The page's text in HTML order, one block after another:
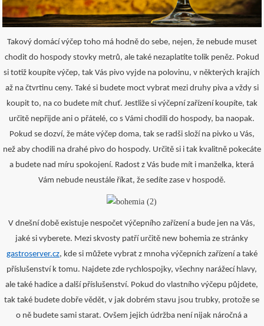
Takový domácí výčep toho má hodně do sebe, nejen, že nebude muset
chodit do hospody stovky metrů, ale také nezaplatíte tolik peněz. Pokud
si totiž koupíte výčep, tak Vás pivo vyjde na polovinu, v některých krajích
až na čtvrtinu ceny. Také si budete moct vybrat mezi druhy piva a vždy si
koupit to, na co budete mít chuť. Jestliže si výčepní zařízení koupíte, tak
určitě nepřijde ani o přátelé, co s Vámi chodili do hospody, ba naopak.
Pokud se dozví, že máte výčep doma, tak se radši složí na pivko u Vás,
než aby chodili na drahé pivo do hospody. Určitě si i tak kvalitně pokecáte
a budete nad míru spokojení. Radost z Vás bude mít i manželka, která
Vám nebude neustále říkat, že sedíte zase v hospodě.
V dnešní době existuje nespočet výčepního zařízení a bude jen na Vás,
jaké si vyberete. Mezi skvosty patří určitě new bohemia ze stránky
gastroserver.cz, kde si můžete vybrat z mnoha výčepních zařízení a také
příslušenství k tomu. Najdete zde rychlospojky, všechny narážecí hlavy,
ale také hadice a další příslušenství. Pokud do vlastního výčepu půjdete,
tak také budete dobře vědět, v jak dobrém stavu jsou trubky, protože se
o ně budete sami starat. Ovšem jejich údržba není nijak náročná a